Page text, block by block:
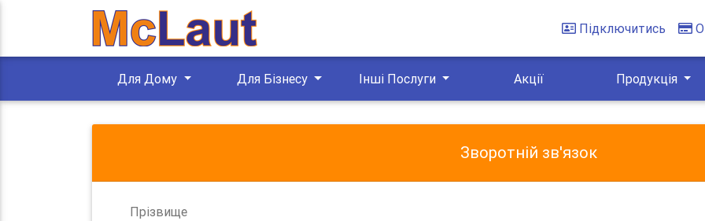
Підключитись
Для Дому Для Бізнесу Інші Послуги Акції Продукція
Зворотній зв'язок
Прізвище